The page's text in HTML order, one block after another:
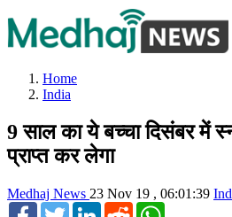
Home
India
9 साल का ये बच्चा दिसंबर में
प्राप्त कर लेगा
Medhaj News 23 Nov 19 , 06:01:39
FacebookTwitterLinkedInReddit